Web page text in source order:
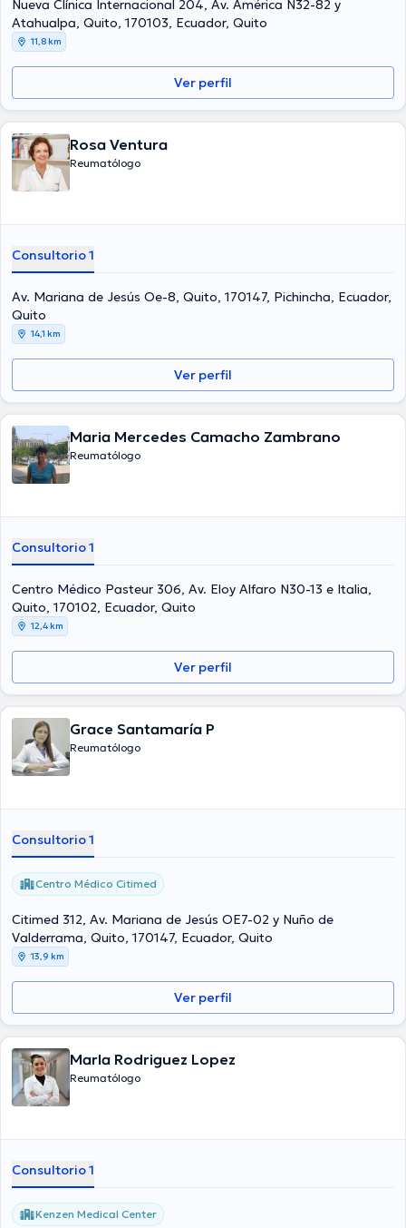
Nueva Clínica Internacional 204, Av. América N32-82 y
Atahualpa, Quito, 170103, Ecuador, Quito
11,8 km
Ver perfil
Rosa Ventura
Reumatólogo
Consultorio 1
Av. Mariana de Jesús Oe-8, Quito, 170147, Pichincha, Ecuador,
Quito
14,1 km
Ver perfil
Maria Mercedes Camacho Zambrano
Reumatólogo
Consultorio 1
Centro Médico Pasteur 306, Av. Eloy Alfaro N30-13 e Italia,
Quito, 170102, Ecuador, Quito
12,4 km
Ver perfil
Grace Santamaría P
Reumatólogo
Consultorio 1
Centro Médico Citimed
Citimed 312, Av. Mariana de Jesús OE7-02 y Nuño de
Valderrama, Quito, 170147, Ecuador, Quito
13,9 km
Ver perfil
Marla Rodriguez Lopez
Reumatólogo
Consultorio 1
Kenzen Medical Center